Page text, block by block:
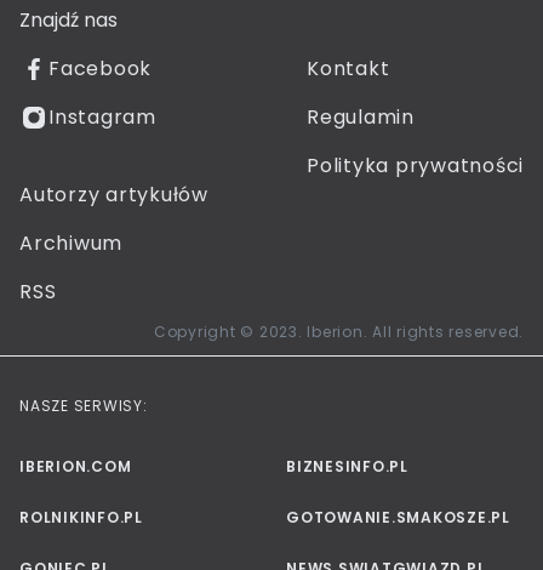
Znajdź nas
Facebook
Instagram
Kontakt
Regulamin
Polityka prywatności
Autorzy artykułów
Archiwum
RSS
Copyright © 2023. Iberion. All rights reserved.
NASZE SERWISY:
IBERION.COM BIZNESINFO.PL
ROLNIKINFO.PL GOTOWANIE.SMAKOSZE.PL